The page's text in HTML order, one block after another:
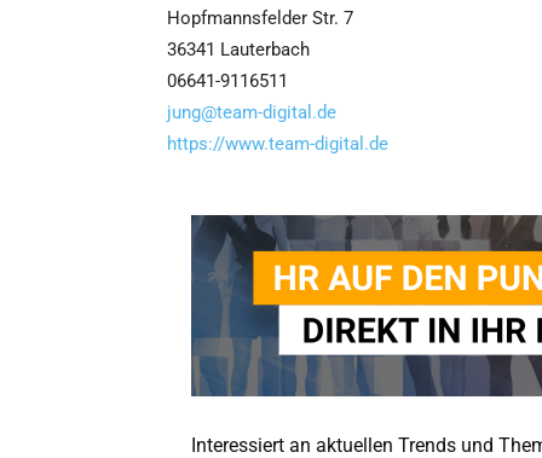
Hopfmannsfelder Str. 7
36341 Lauterbach
06641-9116511
jung@team-digital.de
https://www.team-digital.de
Interessiert an aktuellen Trends und